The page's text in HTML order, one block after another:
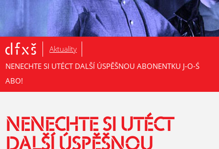
Aktuality
NENECHTE SI UTÉCT DALŠÍ ÚSPĚŠNOU ABONENTKU J-O-Ś
ABO!
NENECHTE SI UTÉCT